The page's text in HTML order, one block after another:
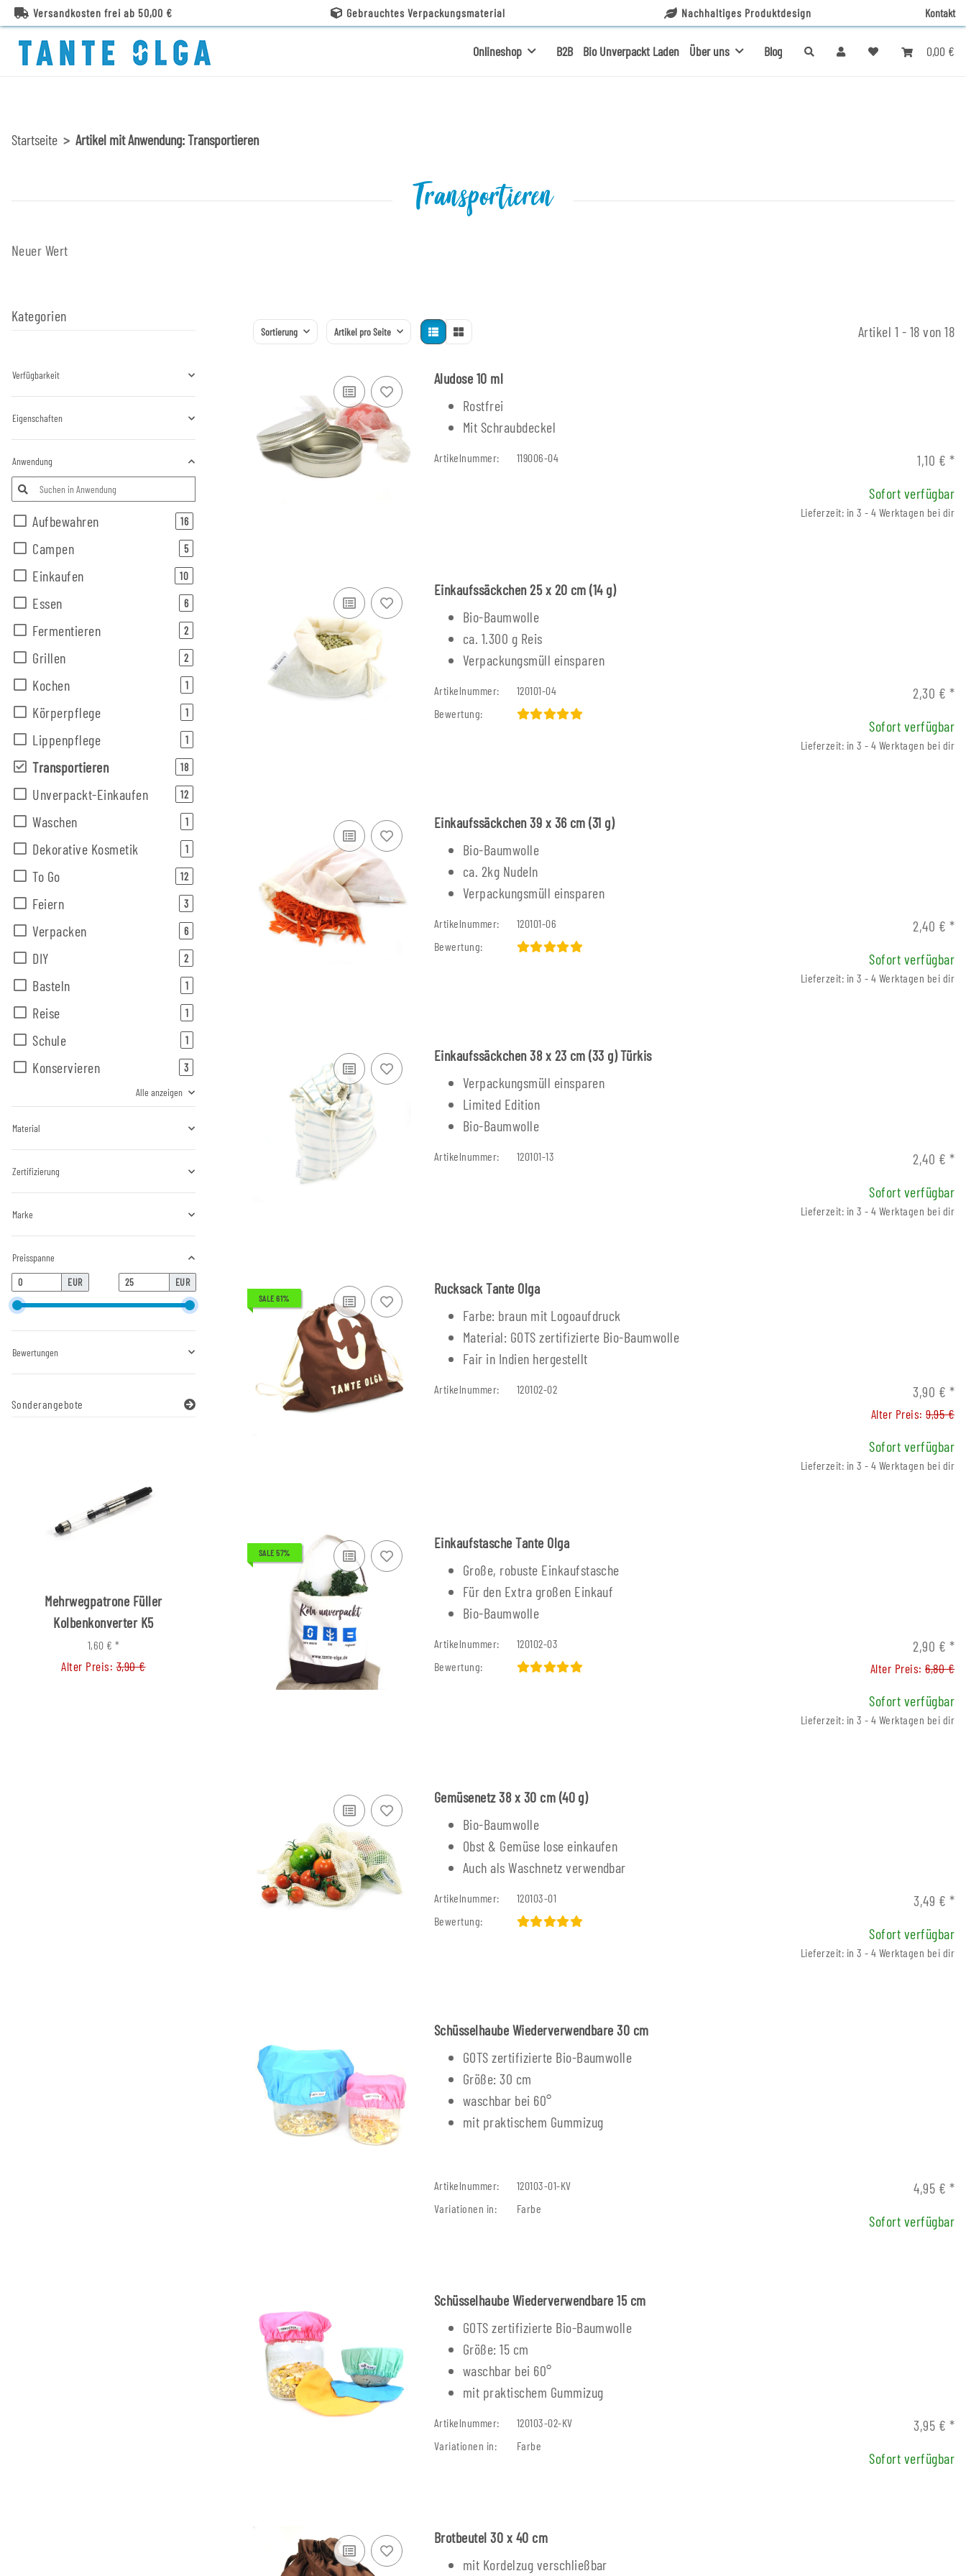
Versandkosten frei ab 50,00 € Gebrauchtes Verpackungsmaterial Nachhaltiges Produktdesign Kontakt
0,00 €
Onlineshop B2B Bio Unverpackt Laden Über uns Blog
Startseite Artikel mit Anwendung: Transportieren
Transportieren
Neuer Wert
Sortierung Artikel pro Seite Artikel 1 - 18 von 18
Aludose 10 ml
Rostfrei
Mit Schraubdeckel
Artikelnummer: 119006-04 1,10 € *
Sofort verfügbar
Lieferzeit: in 3 - 4 Werktagen bei dir
Einkaufssäckchen 25 x 20 cm (14 g)
Bio-Baumwolle
ca. 1.300 g Reis
Verpackungsmüll einsparen
Artikelnummer:
120101-04
Bewertung:
2,30 € *
Sofort verfügbar
Lieferzeit: in 3 - 4 Werktagen bei dir
Einkaufssäckchen 39 x 36 cm (31 g)
Bio-Baumwolle
ca. 2kg Nudeln
Verpackungsmüll einsparen
Artikelnummer:
120101-06
Bewertung:
2,40 € *
Sofort verfügbar
Lieferzeit: in 3 - 4 Werktagen bei dir
Einkaufssäckchen 38 x 23 cm (33 g) Türkis
Verpackungsmüll einsparen
Limited Edition
Bio-Baumwolle
Artikelnummer: 120101-13 2,40 € *
Sofort verfügbar
Lieferzeit: in 3 - 4 Werktagen bei dir
SALE 61%
Rucksack Tante Olga
Farbe: braun mit Logoaufdruck
Material: GOTS zertifizierte Bio-Baumwolle
Fair in Indien hergestellt
Artikelnummer: 120102-02 3,90 € *
Alter Preis:9,95 €
Sofort verfügbar
Lieferzeit: in 3 - 4 Werktagen bei dir
SALE 57%
Einkaufstasche Tante Olga
Große, robuste Einkaufstasche
Für den Extra großen Einkauf
Bio-Baumwolle
Artikelnummer:
120102-03
Bewertung:
2,90 € *
Alter Preis:6,80 €
Sofort verfügbar
Lieferzeit: in 3 - 4 Werktagen bei dir
Gemüsenetz 38 x 30 cm (40 g)
Bio-Baumwolle
Obst & Gemüse lose einkaufen
Auch als Waschnetz verwendbar
Artikelnummer:
120103-01
Bewertung:
3,49 € *
Sofort verfügbar
Lieferzeit: in 3 - 4 Werktagen bei dir
Schüsselhaube Wiederverwendbare 30 cm
GOTS zertifizierte Bio-Baumwolle
Größe: 30 cm
waschbar bei 60°
mit praktischem Gummizug
Artikelnummer:
120103-01-KV
Variationen in:
Farbe
4,95 € *
Sofort verfügbar
Schüsselhaube Wiederverwendbare 15 cm
GOTS zertifizierte Bio-Baumwolle
Größe: 15 cm
waschbar bei 60°
mit praktischem Gummizug
Artikelnummer:
120103-02-KV
Variationen in:
Farbe
3,95 € *
Sofort verfügbar
Brotbeutel 30 x 40 cm
mit Kordelzug verschließbar
Kategorien
Verfügbarkeit
Eigenschaften
Anwendung
Aufbewahren 16Artikel gefunden
Campen 5Artikel gefunden
Einkaufen 10Artikel gefunden
Essen 6Artikel gefunden
Fermentieren 2Artikel gefunden
Grillen 2Artikel gefunden
Kochen 1Artikel gefunden
Körperpflege 1Artikel gefunden
Lippenpflege 1Artikel gefunden
Transportieren 18Artikel gefunden
Unverpackt-Einkaufen 12Artikel gefunden
Waschen 1Artikel gefunden
Dekorative Kosmetik 1Artikel gefunden
To Go 12Artikel gefunden
Feiern 3Artikel gefunden
Verpacken 6Artikel gefunden
DIY 2Artikel gefunden
Basteln 1Artikel gefunden
Reise 1Artikel gefunden
Schule 1Artikel gefunden
Konservieren 3Artikel gefunden
Alle anzeigen
Material
Zertifizierung
Marke
Preisspanne
EUR EUR
Bewertungen
Sonderangebote
Mehrwegpatrone Füller
Kolbenkonverter K5
1,60 € *
Alter Preis:3,90 €
Mehrwegpatrone Füller
Kolbenkonverter K2
0,99 €*
Alter Preis:3,80 €
Mehrwegpatrone Füller
Kolbenkonverter K5
1,60 €*
Alter Preis:
Mehrwegpatrone Füller